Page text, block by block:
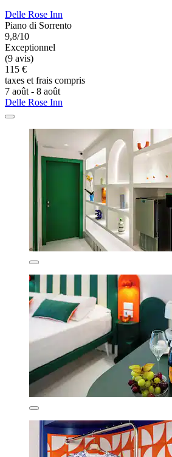
Delle Rose Inn
Piano di Sorrento
9,8/10
Exceptionnel
(9 avis)
115 €
taxes et frais compris
7 août - 8 août
Delle Rose Inn